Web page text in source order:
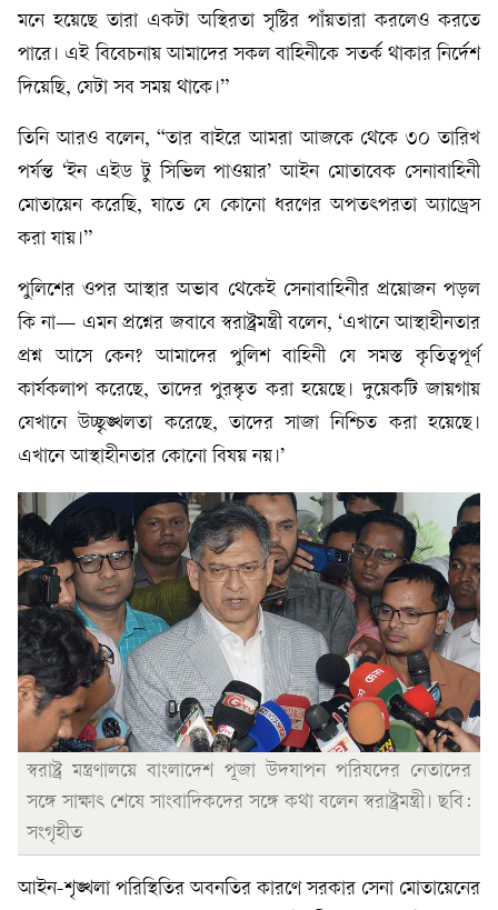
মনে হয়েছে তারা একটা অস্থিরতা সৃষ্টির পাঁয়তারা করলেও করতে
পারে। এই বিবেচনায় আমাদের সকল বাহিনীকে সতর্ক থাকার নির্দেশ
দিয়েছি, যেটা সব সময় থাকে।”
তিনি আরও বলেন, “তার বাইরে আমরা আজকে থেকে ৩০ তারিখ
পর্যন্ত ‘ইন এইড টু সিভিল পাওয়ার’ আইন মোতাবেক সেনাবাহিনী
মোতায়েন করেছি, যাতে যে কোনো ধরণের অপতৎপরতা অ্যাড্রেস
করা যায়।”
পুলিশের ওপর আস্থার অভাব থেকেই সেনাবাহিনীর প্রয়োজন পড়ল
কি না— এমন প্রশ্নের জবাবে স্বরাষ্ট্রমন্ত্রী বলেন, ‘এখানে আস্থাহীনতার
প্রশ্ন আসে কেন? আমাদের পুলিশ বাহিনী যে সমস্ত কৃতিত্বপূর্ণ
কার্যকলাপ করেছে, তাদের পুরস্কৃত করা হয়েছে। দুয়েকটি জায়গায়
যেখানে উচ্ছৃঙ্খলতা করেছে, তাদের সাজা নিশ্চিত করা হয়েছে।
এখানে আস্থাহীনতার কোনো বিষয় নয়।’
স্বরাষ্ট্র মন্ত্রণালয়ে বাংলাদেশ পূজা উদযাপন পরিষদের নেতাদের
সঙ্গে সাক্ষাৎ শেষে সাংবাদিকদের সঙ্গে কথা বলেন স্বরাষ্ট্রমন্ত্রী। ছবি:
সংগৃহীত
আইন-শৃঙ্খলা পরিস্থিতির অবনতির কারণে সরকার সেনা মোতায়েনের